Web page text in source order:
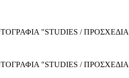
"STUDIES /
"STUDIES /